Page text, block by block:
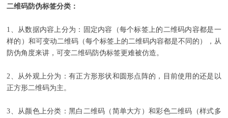
二维码防伪标签分类：
1、从数据内容上分为：固定内容（每个标签上的二维码内容都是一
样的）和可变动二维码（每个标签上的二维码内容都是不同的），从
防伪角度来讲，可变二维码防伪标签更难被仿造。
2、从外观上分为：有正方形形状和圆形点阵的，目前使用的还是以
正方形二维码为主。
3、从颜色上分类：黑白二维码（简单大方）和彩色二维码（样式多